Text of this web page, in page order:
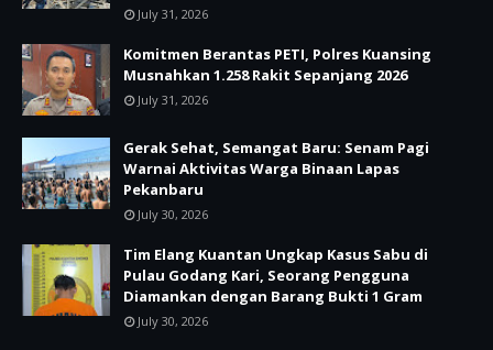
July 31, 2026
Komitmen Berantas PETI, Polres Kuansing
Musnahkan 1.258 Rakit Sepanjang 2026
July 31, 2026
Gerak Sehat, Semangat Baru: Senam Pagi
Warnai Aktivitas Warga Binaan Lapas
Pekanbaru
July 30, 2026
Tim Elang Kuantan Ungkap Kasus Sabu di
Pulau Godang Kari, Seorang Pengguna
Diamankan dengan Barang Bukti 1 Gram
July 30, 2026